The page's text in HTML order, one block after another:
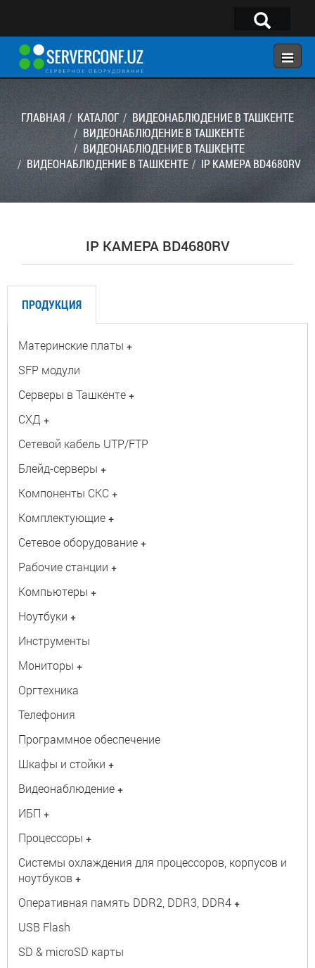
×
ГЛАВНАЯ
КОНФИГУРАТОР
КАТАЛОГ
Telegram:@serverconf_uz
Тел: (90) 932-18-00
ГЛАВНАЯ КАТАЛОГ
ВИДЕОНАБЛЮДЕНИЕ В ТАШКЕНТЕ
ВИДЕОНАБЛЮДЕНИЕ В ТАШКЕНТЕ
ВИДЕОНАБЛЮДЕНИЕ В ТАШКЕНТЕ
ВИДЕОНАБЛЮДЕНИЕ В ТАШКЕНТЕ
IP КАМЕРА BD4680RV
IP КАМЕРА BD4680RV
ПРОДУКЦИЯ
Материнские платы +
SFP модули
Серверы в Ташкенте +
СХД +
Сетевой кабель UTP/FTP
Блейд-серверы +
Компоненты СКС +
Комплектующие +
Сетевое оборудование +
Рабочие станции +
Компьютеры +
Ноутбуки +
Инструменты
Мониторы +
Оргтехника
Телефония
Программное обеспечение
Шкафы и стойки +
Видеонаблюдение +
ИБП +
Процессоры +
Системы охлаждения для процессоров, корпусов и
ноутбуков +
Оперативная память DDR2, DDR3, DDR4 +
USB Flash
SD & microSD карты